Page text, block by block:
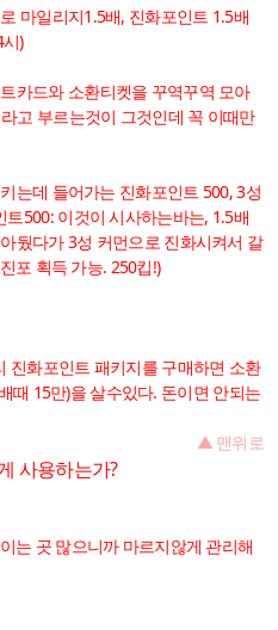
마일리지1.5배, 진화포인트 1.5배
)
카드와 소환티켓을 꾸역꾸역 모아
고 부르는것이 그것인데 꼭 이때만
는데 들어가는 진화포인트 500, 3성
500: 이것이 시사하는바는, 1.5배
뒀다가 3성 커먼으로 진화시켜서 갈
포 획득 가능. 250킵!)
진화포인트 패키지를 구매하면 소환
때 15만)을 살수있다. 돈이면 안되는
▲ 맨위로
사용하는가?
는 곳 많으니까 마르지않게 관리해